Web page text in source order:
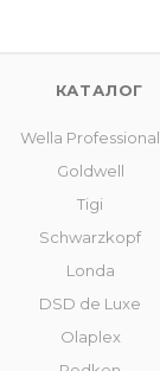
КАТАЛОГ
Wella Professional
Goldwell
Tigi
Schwarzkopf
Londa
DSD de Luxe
Olaplex